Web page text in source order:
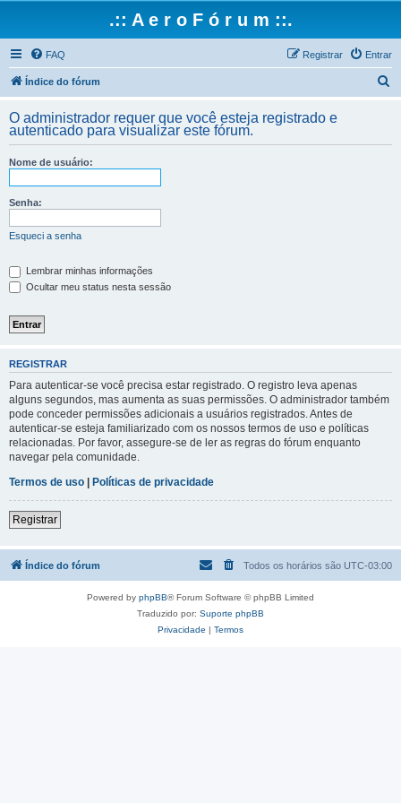
.:: A e r o F ó r u m ::.
FAQ Entrar
Registrar
Índice do fórum
q
O administrador requer que você esteja registrado e
autenticado para visualizar este fórum.
Nome de usuário:
Senha:
Esqueci a senha
Lembrar minhas informações
Ocultar meu status nesta sessão
REGISTRAR
Para autenticar-se você precisa estar registrado. O registro leva apenas
alguns segundos, mas aumenta as suas permissões. O administrador também
pode conceder permissões adicionais a usuários registrados. Antes de
autenticar-se esteja familiarizado com os nossos termos de uso e políticas
relacionadas. Por favor, assegure-se de ler as regras do fórum enquanto
navegar pela comunidade.
Termos de uso | Políticas de privacidade
Registrar
Índice do fórum Todos os horários são UTC-03:00
Powered by phpBB® Forum Software © phpBB Limited
Traduzido por: Suporte phpBB
Privacidade | Termos